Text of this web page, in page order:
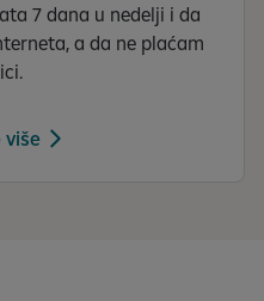
7 dana u nedelji i da
a da ne plaćam
više